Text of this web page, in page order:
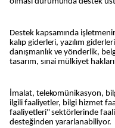
Destek kapsamında
kalıp giderleri, yazılım
danışmanlık ve yönderlik,
tasarım, sınai mülkiyet
İmalat, telekomünikasyon,
ilgili faaliyetler, bilgi hizmet
faaliyetleri" sektörlerinde
desteğinden yararlanabiliyor.